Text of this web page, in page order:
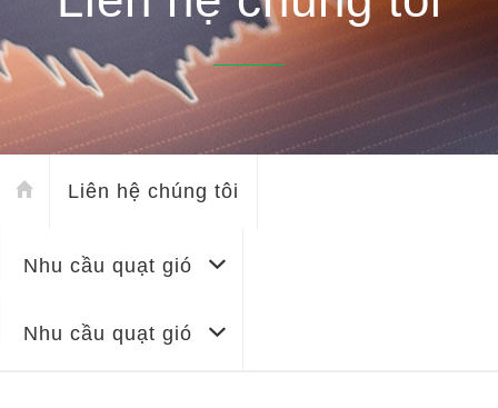
Liên hệ chúng tôi
Nhu cầu quạt gió
Nhu cầu quạt gió